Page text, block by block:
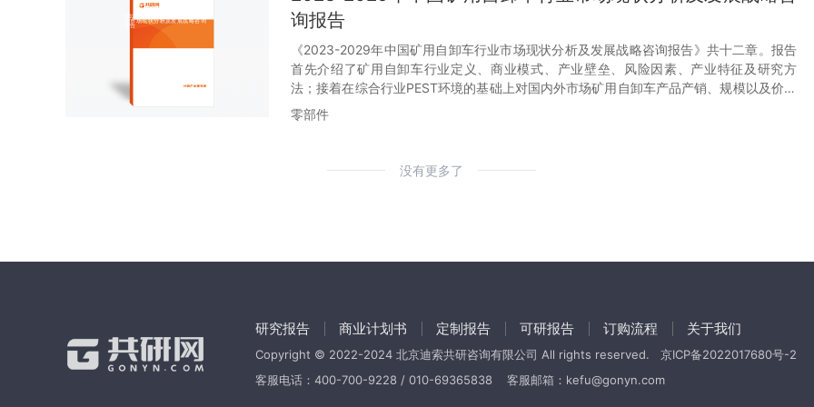
询报告
《2023-2029年中国矿用自卸车行业市场现状分析及发展战略咨询报告》共十二章。报告
首先介绍了矿用自卸车行业定义、商业模式、产业壁垒、风险因素、产业特征及研究方
法；接着在综合行业PEST环境的基础上对国内外市场矿用自卸车产品产销、规模以及价格
特征做了重点分析；然后对于矿用自卸车行业本身或相关产业的贸易态势、经营状况进行
剖析；随后对矿用自卸车行业产业链运行环境、区域发展态势、行业竞争格局、典型企业
价格、规模、风险、策略做出了科学严谨的预判。您若想对矿用自卸车行业有个系统的了
零部件
没有更多了
研究报告 商业计划书 定制报告 可研报告 订购流程 关于我们
Copyright © 2022-2024 北京迪索共研咨询有限公司 All rights reserved. 京ICP备2022017680号-2
客服电话：400-700-9228 / 010-69365838
客服邮箱：kefu@gonyn.com